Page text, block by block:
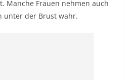
Manche Frauen nehmen auch
unter der Brust wahr.